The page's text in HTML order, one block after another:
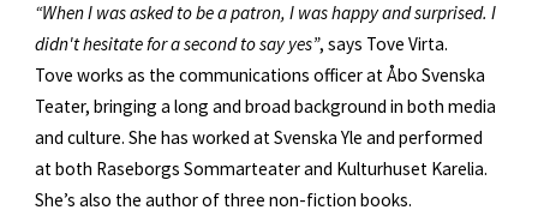
“When I was asked to be a patron, I was happy and surprised. I
didn't hesitate for a second to say yes”, says Tove Virta.
Tove works as the communications officer at Åbo Svenska
Teater, bringing a long and broad background in both media
and culture. She has worked at Svenska Yle and performed
at both Raseborgs Sommarteater and Kulturhuset Karelia.
She’s also the author of three non-fiction books.